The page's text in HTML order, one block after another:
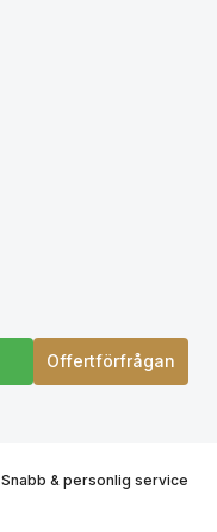
Offertförfrågan
Snabb & personlig service